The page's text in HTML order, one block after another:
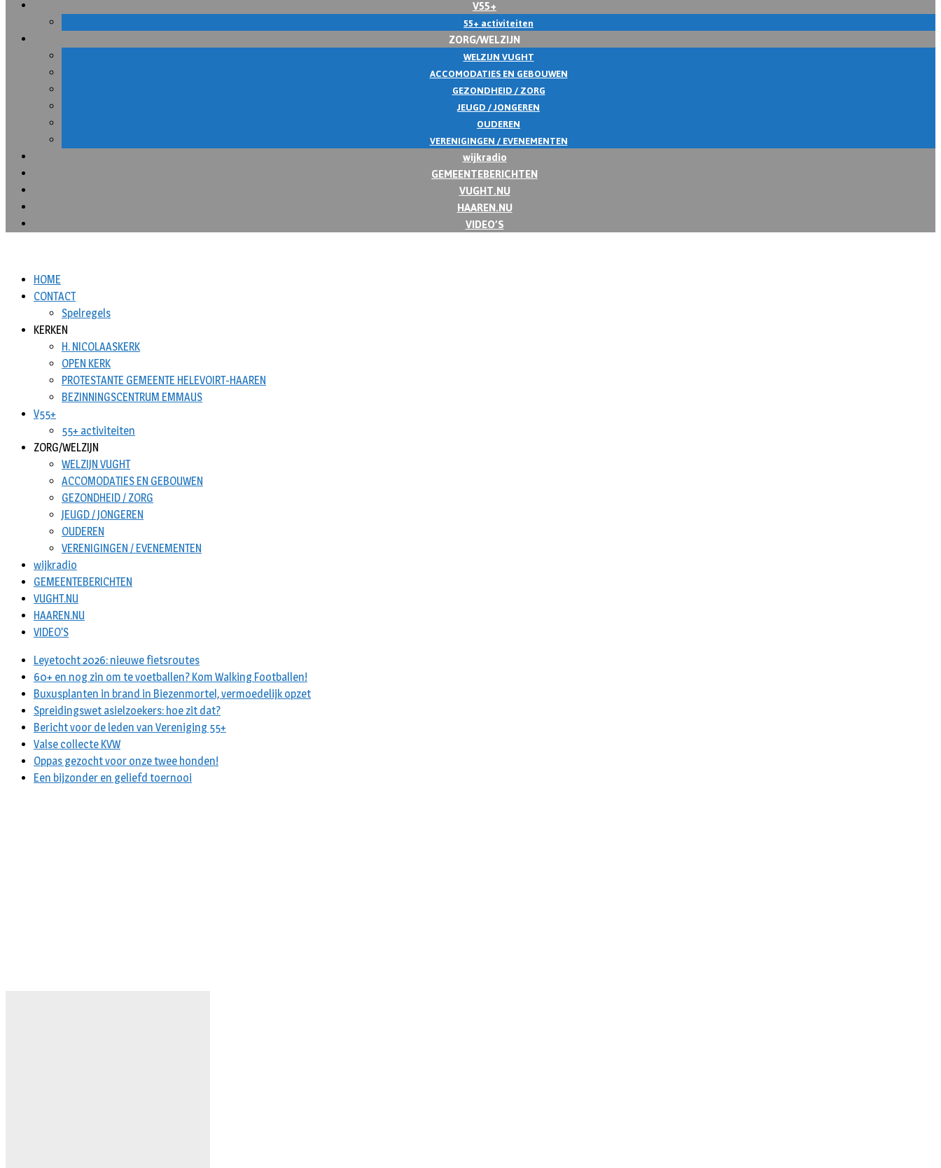
V55+
55+ activiteiten
ZORG/WELZIJN
WELZIJN VUGHT
ACCOMODATIES EN GEBOUWEN
GEZONDHEID / ZORG
JEUGD / JONGEREN
OUDEREN
VERENIGINGEN / EVENEMENTEN
wijkradio
GEMEENTEBERICHTEN
VUGHT.NU
HAAREN.NU
VIDEO’S
HOME
CONTACT
Spelregels
KERKEN
H. NICOLAASKERK
OPEN KERK
PROTESTANTE GEMEENTE HELEVOIRT-HAAREN
BEZINNINGSCENTRUM EMMAUS
V55+
55+ activiteiten
ZORG/WELZIJN
WELZIJN VUGHT
ACCOMODATIES EN GEBOUWEN
GEZONDHEID / ZORG
JEUGD / JONGEREN
OUDEREN
VERENIGINGEN / EVENEMENTEN
wijkradio
GEMEENTEBERICHTEN
VUGHT.NU
HAAREN.NU
VIDEO’S
Leyetocht 2026: nieuwe fietsroutes
60+ en nog zin om te voetballen? Kom Walking Footballen!
Buxusplanten in brand in Biezenmortel, vermoedelijk opzet
Spreidingswet asielzoekers: hoe zit dat?
Bericht voor de leden van Vereniging 55+
Valse collecte KVW
Oppas gezocht voor onze twee honden!
Een bijzonder en geliefd toernooi